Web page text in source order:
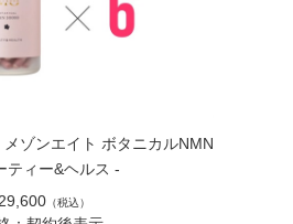
メゾンエイト ボタニカルNMN
ティー&ヘルス -
（税込）